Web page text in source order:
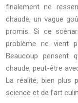
finalement ne
chaude, un vague
promis. Si ce
problème ne vient
Beaucoup pensent
chaude, peut-être
La réalité, bien plus
science et de l’art